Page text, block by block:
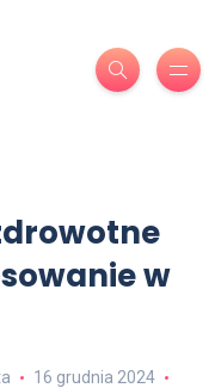
w
16 grudnia 2024